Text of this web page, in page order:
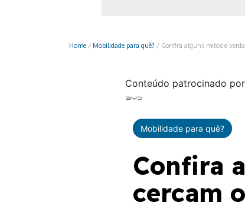
Home / Mobilidade para quê? / Confira alguns mitos e
Conteúdo patrocinado por
Mobilidade para quê?
Confira
cercam